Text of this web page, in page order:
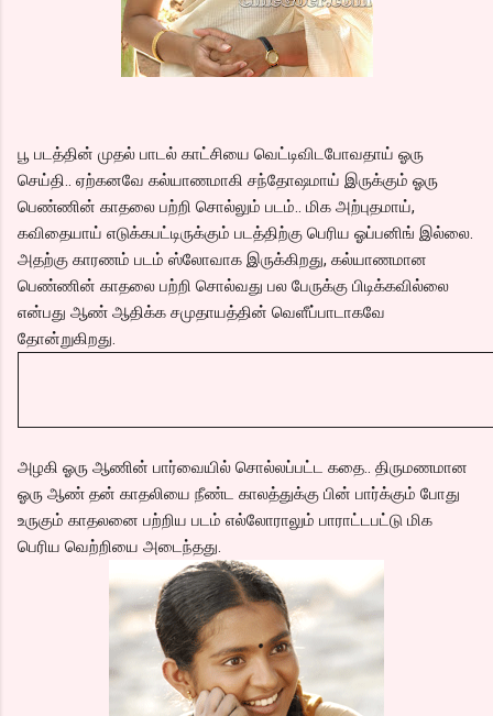
பூ படத்தின் முதல் பாடல் காட்சியை வெட்டிவிடபோவதாய் ஓரு
செய்தி.. ஏற்கனவே கல்யாணமாகி சந்தோஷமாய் இருக்கும் ஓரு
பெண்ணின் காதலை பற்றி சொல்லும் படம்.. மிக அற்புதமாய்,
கவிதையாய் எடுக்கபட்டிருக்கும் படத்திற்கு பெரிய ஓப்பனிங் இல்லை.
அதற்கு காரணம் படம் ஸ்லோவாக இருக்கிறது, கல்யாணமான
பெண்ணின் காதலை பற்றி சொல்வது பல பேருக்கு பிடிக்கவில்லை
என்பது ஆண் ஆதிக்க சமுதாயத்தின் வெளீப்பாடாகவே
தோன்றுகிறது.
அழகி ஓரு ஆணின் பார்வையில் சொல்லப்பட்ட கதை.. திருமணமான
ஓரு ஆண் தன் காதலியை நீண்ட காலத்துக்கு பின் பார்க்கும் போது
உருகும் காதலனை பற்றிய படம் எல்லோராலும் பாராட்டபட்டு மிக
பெரிய வெற்றியை அடைந்தது.